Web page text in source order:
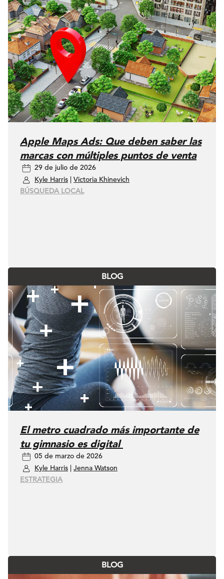
Apple Maps Ads: Que deben saber las
marcas con múltiples puntos de venta
29 de julio de 2026
Kyle Harris
Victoria Khinevich
BÚSQUEDA LOCAL
BLOG
El metro cuadrado más importante de
tu gimnasio es digital
05 de marzo de 2026
Kyle Harris
Jenna Watson
ESTRATEGIA
BLOG